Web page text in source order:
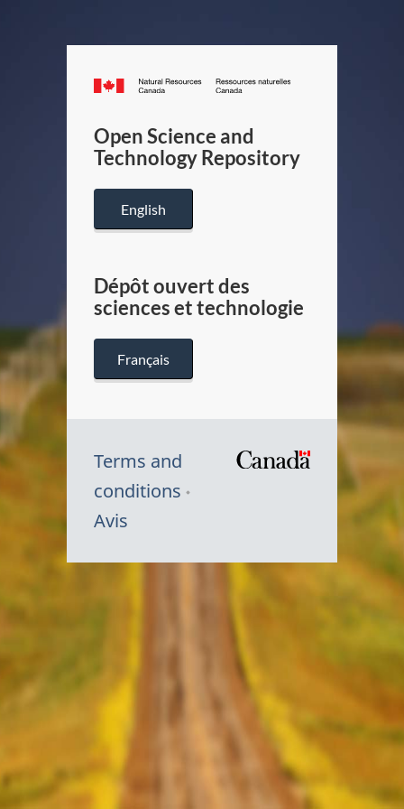
Canada.ca
/
Canada
Open Science and
Technology Repository
English
Dépôt ouvert des
sciences et technologie
Français
Terms and
conditions
Avis
Symbole
Canada